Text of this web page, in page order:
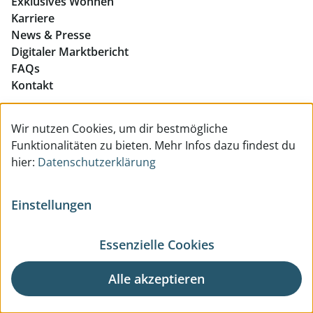
Immobilien in Linz
Eigentumswohnungen Linz
Büros mieten Linz
Geschäftslokale mieten Linz
Karriere
News & Presse
Digitaler Marktbericht
FAQs
Kontakt
Liegenschafts- und Hausverwaltung
Immobilienvermittlung
Immobilienbewertung
So erreichen Sie uns
Zur Kontakt- & Teamübersicht
Wir nutzen Cookies, um dir bestmögliche
Funktionalitäten zu bieten. Mehr Infos dazu findest du
hier: Datenschutzerklärung
Einstellungen
Essenzielle Cookies
Alle akzeptieren